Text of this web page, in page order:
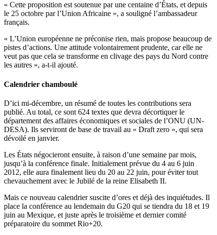
« Cette proposition est soutenue par une centaine d’États, et depuis
le 25 octobre par l’Union Africaine », a souligné l’ambassadeur
français.
« L’Union européenne ne préconise rien, mais propose beaucoup de
pistes d’actions. Une attitude volontairement prudente, car elle ne
veut pas que cela se transforme en clivage des pays du Nord contre
les autres », a-t-il ajouté.
Calendrier chamboulé
D’ici mi-décembre, un résumé de toutes les contributions sera
publié. Au total, ce sont 624 textes que devra décortiquer le
département des affaires économiques et sociales de l’ONU (UN-
DESA). Ils serviront de base de travail au « Draft zero », qui sera
dévoilé en janvier.
Les États négocieront ensuite, à raison d’une semaine par mois,
jusqu’à la conférence finale. Initialement prévue du 4 au 6 juin
2012, elle aura finalement lieu du 20 au 22 juin, pour éviter tout
chevauchement avec le Jubilé de la reine Elisabeth II.
Mais ce nouveau calendrier suscite d’ores et déjà des inquiétudes. Il
place la conférence au lendemain du G20 qui se tiendra du 18 et 19
juin au Mexique, et juste après le troisième et dernier comité
préparatoire du sommet Rio+20.